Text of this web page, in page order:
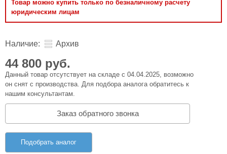
Товар можно купить только по безналичному расчету
юридическим лицам
Наличие: Архив
44 800 руб.
Данный товар отсутствует на складе с 04.04.2025, возможно
он снят с производства. Для подбора аналога обратитесь к
нашим консультантам.
Заказ обратного звонка
Подобрать аналог